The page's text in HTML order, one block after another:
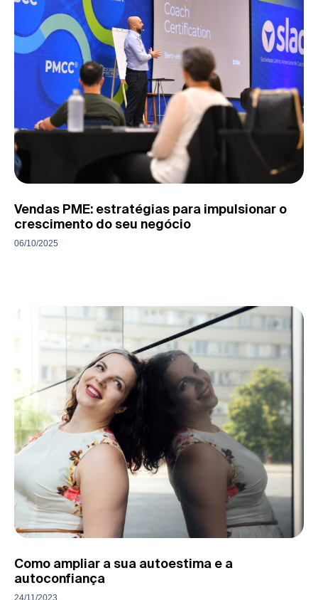
Vendas PME: estratégias para impulsionar o
crescimento do seu negócio
06/10/2025
Como ampliar a sua autoestima e a
autoconfiança